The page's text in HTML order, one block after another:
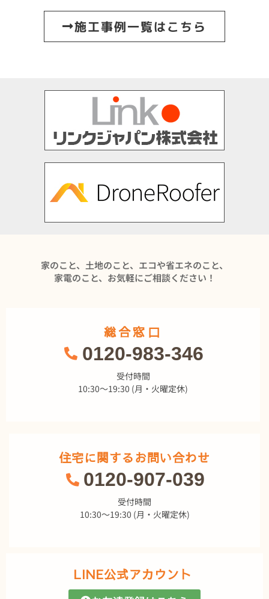
施工事例一覧はこちら
家のこと、土地のこと、エコや省エネのこと、
家電のこと、お気軽にご相談ください！
総合窓口
0120-983-346
受付時間
10:30～19:30 (月・火曜定休)
住宅に関するお問い合わせ
0120-907-039
受付時間
10:30～19:30 (月・火曜定休)
LINE公式アカウント